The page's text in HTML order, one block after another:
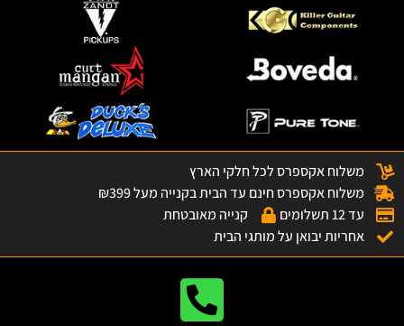
משלוח אקספרס לכל חלקי הארץ
משלוח אקספרס חינם עד הבית בקנייה מעל ₪399
עד 12 תשלומים
קנייה מאובטחת
אחריות יבואן על מותגי הבית